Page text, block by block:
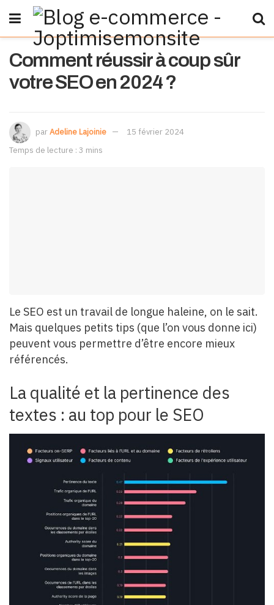
Comment réussir à coup sûr
votre SEO en 2024 ?
parAdeline Lajoinie
15 février 2024
Temps de lecture : 3 mins
Le SEO est un travail de longue haleine, on le sait.
Mais quelques petits tips (que l’on vous donne ici)
peuvent vous permettre d’être encore mieux
référencés.
La qualité et la pertinence des
textes : au top pour le SEO